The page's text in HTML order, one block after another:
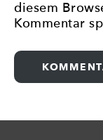
diesem
Kommentar